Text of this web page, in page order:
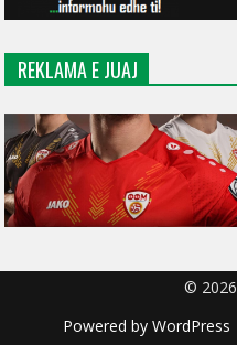
REKLAMA E JUAJ
© 2026
Powered by WordPress